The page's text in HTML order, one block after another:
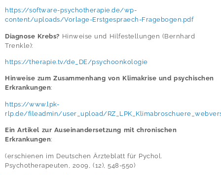
https://software-psychotherapie.de/wp-
content/uploads/Vorlage-Erstgespraech-Fragebogen.pdf
Diagnose Krebs? Hinweise und Hilfestellungen (Bernhard
Trenkle):
https://therapie.tv/de_DE/psychoonkologie
Hinweise zum Zusammenhang von Klimakrise und psychischen
Erkrankungen:
https://www.lpk-
rlp.de/fileadmin/user_upload/
Ein Artikel zur Auseinandersetzung mit chronischen
Erkrankungen:
(erschienen im Deutschen Ärzteblatt für Pychol.
Psychotherapeuten, 2009, (12), 548-550)